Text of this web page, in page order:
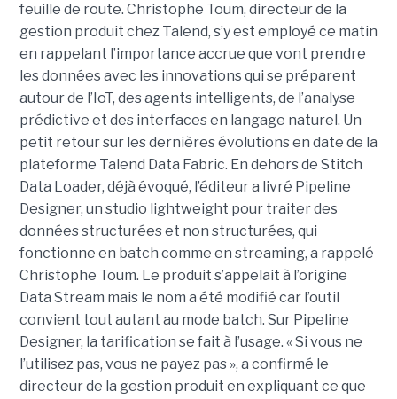
feuille de route. Christophe Toum, directeur de la
gestion produit chez Talend, s’y est employé ce matin
en rappelant l’importance accrue que vont prendre
les données avec les innovations qui se préparent
autour de l’IoT, des agents intelligents, de l’analyse
prédictive et des interfaces en langage naturel. Un
petit retour sur les dernières évolutions en date de la
plateforme Talend Data Fabric. En dehors de Stitch
Data Loader, déjà évoqué, l’éditeur a livré Pipeline
Designer, un studio lightweight pour traiter des
données structurées et non structurées, qui
fonctionne en batch comme en streaming, a rappelé
Christophe Toum. Le produit s’appelait à l’origine
Data Stream mais le nom a été modifié car l’outil
convient tout autant au mode batch. Sur Pipeline
Designer, la tarification se fait à l’usage. « Si vous ne
l’utilisez pas, vous ne payez pas », a confirmé le
directeur de la gestion produit en expliquant ce que